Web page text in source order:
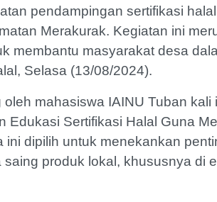
pendampingan sertifikasi
Merakurak. Kegiatan ini
membantu masyarakat desa
Selasa (13/08/2024).
mahasiswa IAINU Tuban kali
Edukasi Sertifikasi Halal Guna
ini dipilih untuk menekankan
produk lokal, khususnya di